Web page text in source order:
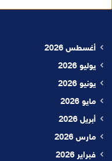
أغسطس 2026
يوليو 2026
يونيو 2026
مايو 2026
أبريل 2026
مارس 2026
فبراير 2026